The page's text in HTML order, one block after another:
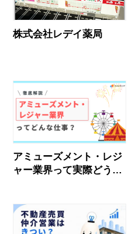
株式会社レデイ薬局
アミューズメント・レジ
ャー業界って実際どう？